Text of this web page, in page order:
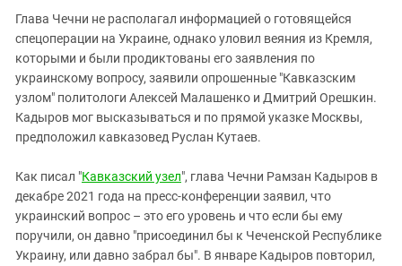
Ростовская область
Северная Осетия - Алания
СКФО
Ставропольский край
Чечня
Южная Осетия
Южный Кавказ
ЮФО
Глава Чечни не располагал информацией о готовящейся
спецоперации на Украине, однако уловил веяния из Кремля,
которыми и были продиктованы его заявления по
украинскому вопросу, заявили опрошенные "Кавказским
узлом" политологи Алексей Малашенко и Дмитрий Орешкин.
Кадыров мог высказываться и по прямой указке Москвы,
предположил кавказовед Руслан Кутаев.
Как писал "Кавказский узел", глава Чечни Рамзан Кадыров в
декабре 2021 года на пресс-конференции заявил, что
украинский вопрос – это его уровень и что если бы ему
поручили, он давно "присоединил бы к Чеченской Республике
Украину, или давно забрал бы". В январе Кадыров повторил,